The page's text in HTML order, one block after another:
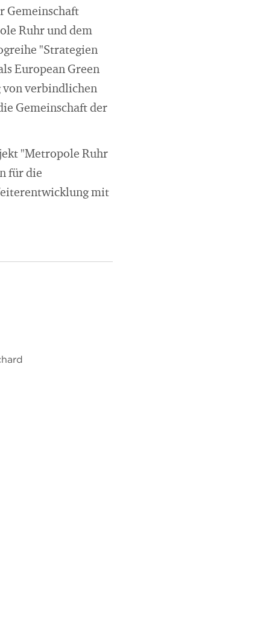
Gemeinschaft
Ruhr und dem
"Strategien
European Green
von verbindlichen
Gemeinschaft der
"Metropole Ruhr
für die
mit